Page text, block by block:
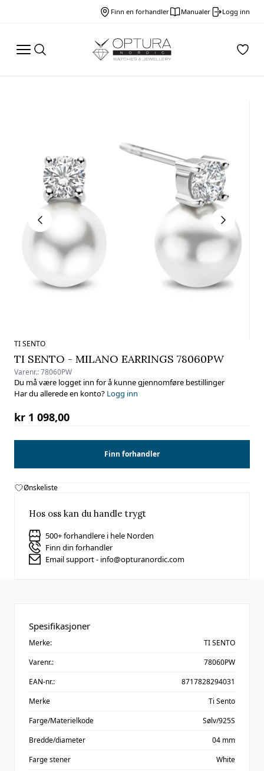
Finn en forhandler Manualer Logg inn
TI SENTO
TI SENTO - MILANO EARRINGS 78060PW
Varenr.:78060PW
Du må være logget inn for å kunne gjennomføre bestillinger
Har du allerede en konto? Logg inn
kr 1 098,00
Finn forhandler
Ønskeliste
Hos oss kan du handle trygt
500+ forhandlere i hele Norden
Finn din forhandler
Email support - info@opturanordic.com
Spesifikasjoner
Merke:
TI SENTO
Varenr.:
78060PW
EAN-nr.:
8717828294031
Merke
Ti Sento
Farge/Materielkode
Sølv/925S
Bredde/diameter
04 mm
Farge stener
White